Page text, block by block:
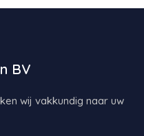
BV
wij vakkundig naar uw